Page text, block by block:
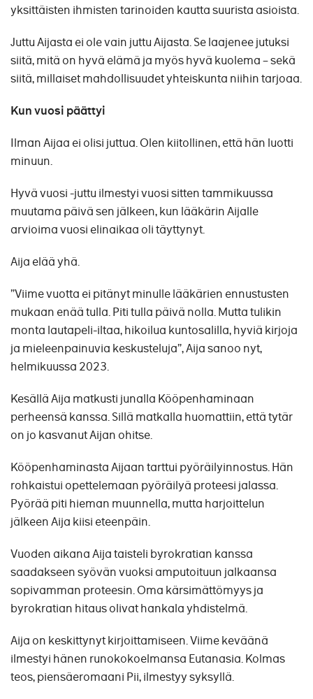
yksittäisten ihmisten tarinoiden kautta suurista asioista.
Juttu Aijasta ei ole vain juttu Aijasta. Se laajenee jutuksi
siitä, mitä on hyvä elämä ja myös hyvä kuolema – sekä
siitä, millaiset mahdollisuudet yhteiskunta niihin tarjoaa.
Kun vuosi päättyi
Ilman Aijaa ei olisi juttua. Olen kiitollinen, että hän luotti
minuun.
Hyvä vuosi -juttu ilmestyi vuosi sitten tammikuussa
muutama päivä sen jälkeen, kun lääkärin Aijalle
arvioima vuosi elinaikaa oli täyttynyt.
Aija elää yhä.
”Viime vuotta ei pitänyt minulle lääkärien ennustusten
mukaan enää tulla. Piti tulla päivä nolla. Mutta tulikin
monta lautapeli-iltaa, hikoilua kuntosalilla, hyviä kirjoja
ja mieleenpainuvia keskusteluja”, Aija sanoo nyt,
helmikuussa 2023.
Kesällä Aija matkusti junalla Kööpenhaminaan
perheensä kanssa. Sillä matkalla huomattiin, että tytär
on jo kasvanut Aijan ohitse.
Kööpenhaminasta Aijaan tarttui pyöräilyinnostus. Hän
rohkaistui opettelemaan pyöräilyä proteesi jalassa.
Pyörää piti hieman muunnella, mutta harjoittelun
jälkeen Aija kiisi eteenpäin.
Vuoden aikana Aija taisteli byrokratian kanssa
saadakseen syövän vuoksi amputoituun jalkaansa
sopivamman proteesin. Oma kärsimättömyys ja
byrokratian hitaus olivat hankala yhdistelmä.
Aija on keskittynyt kirjoittamiseen. Viime keväänä
ilmestyi hänen runokokoelmansa Eutanasia. Kolmas
teos, piensäeromaani Pii, ilmestyy syksyllä.